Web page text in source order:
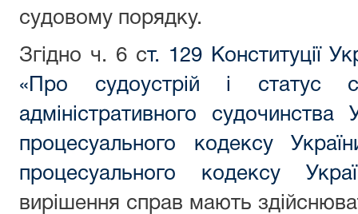
судовому порядку.
Згідно ч. 6 ст. 129 Конституції
«Про судоустрій і статус
адміністративного судочинства
процесуального кодексу
процесуального кодексу
вирішення справ мають